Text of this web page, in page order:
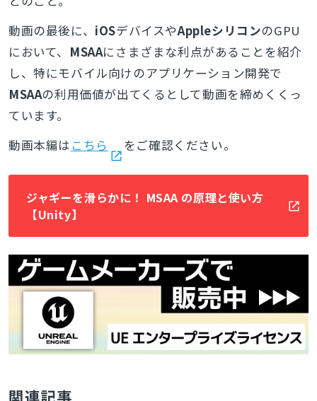
動画の最後に、 iOSデバイスやAppleシリコンのGPU
において、 MSAAにさまざまな利点があることを紹介
し、特にモバイル向けのアプリケーション開発で
MSAAの利用価値が出てくるとして動画を締めくくっ
ています。
動画本編は こちら をご確認ください。
ジャギーを滑らかに！ MSAA の原理と使い方
【Unity】
関連記事